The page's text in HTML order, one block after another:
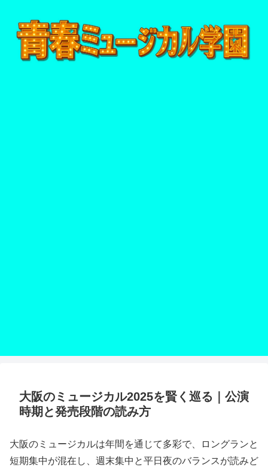
大阪のミュージカル2025を賢く巡る｜公演
時期と発売段階の読み方
大阪のミュージカルは年間を通じて多彩で、ロングランと
短期集中が混在し、週末集中と平日夜のバランスが読みど